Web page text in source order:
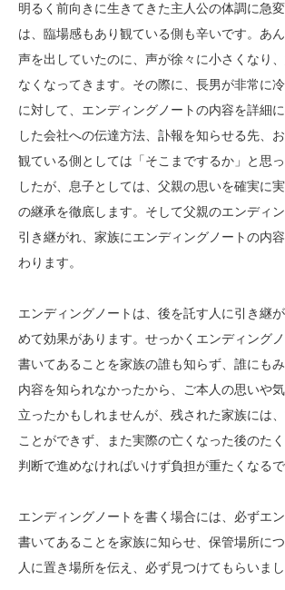
明るく前向きに生きてきた主人公の体調に急
は、臨場感もあり観ている側も辛いです。あ
声を出していたのに、声が徐々に小さくなり
なくなってきます。その際に、長男が非常に
に対して、エンディングノートの内容を詳細
した会社への伝達方法、訃報を知らせる先、お
観ている側としては「そこまでするか」と思
したが、息子としては、父親の思いを確実に
の継承を徹底します。そして父親のエンディ
引き継がれ、家族にエンディングノートの内
わります。
エンディングノートは、後を託す人に引き継
めて効果があります。せっかくエンディングノ
書いてあることを家族の誰も知らず、誰にも
内容を知られなかったから、ご本人の思いや
立ったかもしれませんが、残された家族には
ことができず、また実際の亡くなった後のた
判断で進めなければいけず負担が重たくなるで
エンディングノートを書く場合には、必ずエ
書いてあることを家族に知らせ、保管場所に
人に置き場所を伝え、必ず見つけてもらいまし